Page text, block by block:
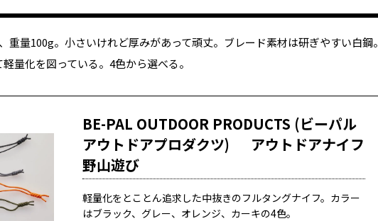
重量100g。小さいけれど厚みがあって頑丈。ブレード素材は研ぎやすい白鋼。
量化を図っている。4色から選べる。
BE-PAL OUTDOOR PRODUCTS (ビーパル
アウトドアプロダクツ) アウトドアナイフ
野山遊び
軽量化をとことん追求した中抜きのフルタングナイフ。カラー
はブラック、グレー、オレンジ、カーキの4色。